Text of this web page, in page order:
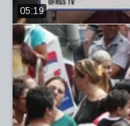
05:19